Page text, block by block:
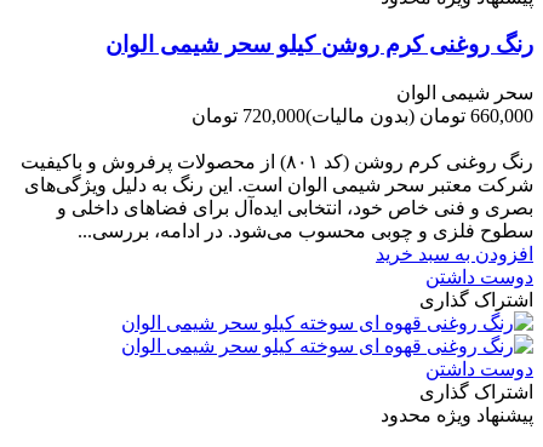
رنگ روغنی کرم روشن کیلو سحر شیمی الوان
سحر شیمی الوان
660,000 تومان
(بدون مالیات)720,000 تومان
رنگ روغنی کرم روشن (کد ۸۰۱) از محصولات پرفروش و باکیفیت
شرکت‌ معتبر سحر شیمی الوان است. این رنگ به دلیل ویژگی‌های
بصری و فنی خاص خود، انتخابی ایده‌آل برای فضاهای داخلی و
سطوح فلزی و چوبی محسوب می‌شود. در ادامه، بررسی...
افزودن به سبد خرید
دوست داشتن
اشتراک گذاری
دوست داشتن
اشتراک گذاری
پیشنهاد ویژه محدود